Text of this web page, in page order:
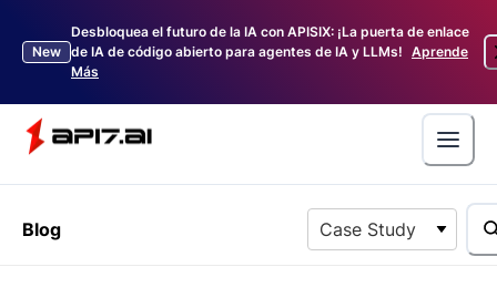
New
Desbloquea el futuro de la IA con APISIX: ¡La puerta de enlace
de IA de código abierto para agentes de IA y LLMs! Aprende
Más
Blog Case Study